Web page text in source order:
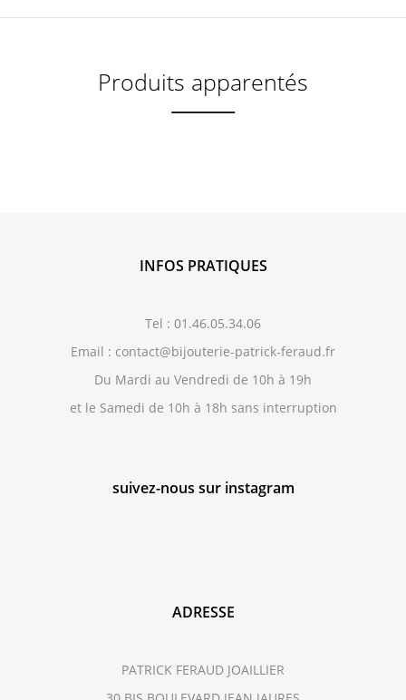
Produits apparentés
INFOS PRATIQUES
Tel : 01.46.05.34.06
Email : contact@bijouterie-patrick-feraud.fr
Du Mardi au Vendredi de 10h à 19h
et le Samedi de 10h à 18h sans interruption
suivez-nous sur instagram
ADRESSE
PATRICK FERAUD JOAILLIER